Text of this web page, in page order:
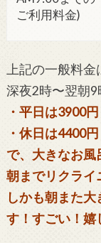
ご利用料金)
上記の一般料
深夜2時〜翌朝9
・平日は3900円
・休日は4400円
で、大きなお風
朝までリクライ
しかも朝また
す！すごい！嬉